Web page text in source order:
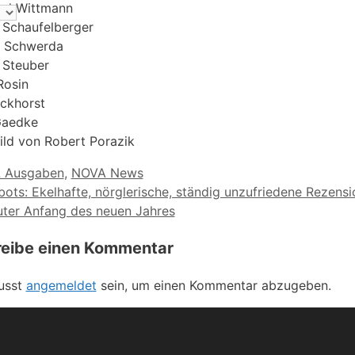
Wittmann
Schwerda
von Robert Porazik
Ausgaben, NOVA News
Ekelhafte, nörglerische, ständig unzufriedene
Anfang des neuen Jahres
einen Kommentar
angemeldet sein, um einen Kommentar abzugeben.